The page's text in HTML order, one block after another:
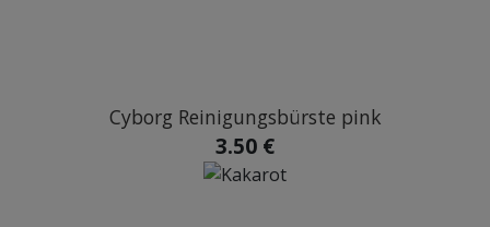
Cyborg Reinigungsbürste pink
3.50 €